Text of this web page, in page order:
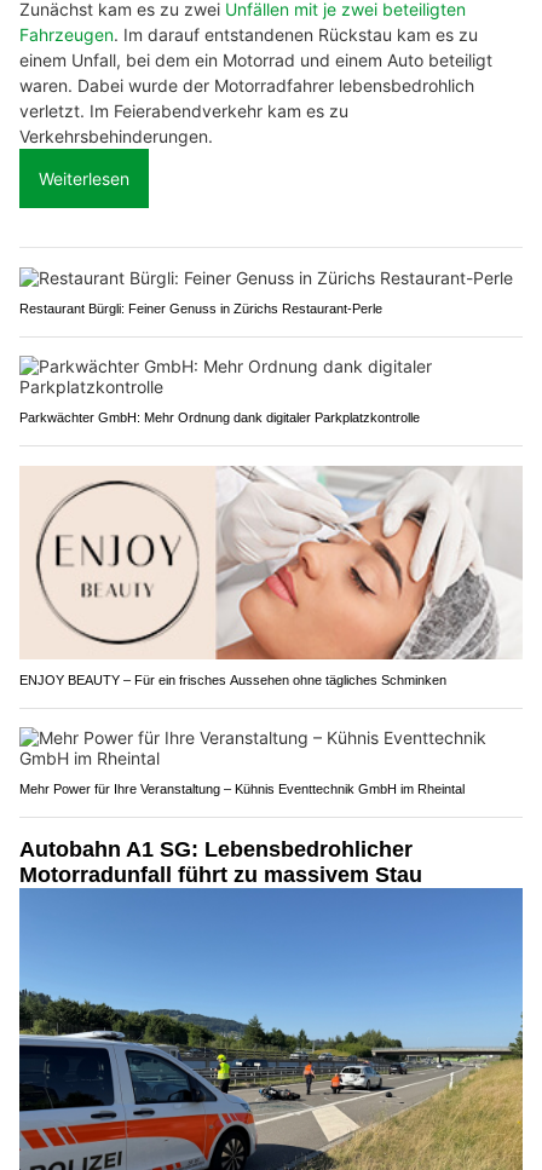
Zunächst kam es zu zwei Unfällen mit je zwei beteiligten
Fahrzeugen. Im darauf entstandenen Rückstau kam es zu
einem Unfall, bei dem ein Motorrad und einem Auto beteiligt
waren. Dabei wurde der Motorradfahrer lebensbedrohlich
verletzt. Im Feierabendverkehr kam es zu
Verkehrsbehinderungen.
Weiterlesen
Restaurant Bürgli: Feiner Genuss in Zürichs Restaurant-Perle
Parkwächter GmbH: Mehr Ordnung dank digitaler Parkplatzkontrolle
ENJOY BEAUTY – Für ein frisches Aussehen ohne tägliches Schminken
Mehr Power für Ihre Veranstaltung – Kühnis Eventtechnik GmbH im Rheintal
Autobahn A1 SG: Lebensbedrohlicher
Motorradunfall führt zu massivem Stau